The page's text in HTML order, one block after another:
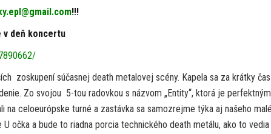
!!!
v deň koncertu
zoskupení súčasnej death metalovej scény. Kapela sa za krátky čas
Zo svojou 5-tou radovkou s názvom „Entity“, ktorá je perfektným
celoeurópske turné a zastávka sa samozrejme týka aj našeho
očka a bude to riadna porcia technického death metálu, ako to vedia